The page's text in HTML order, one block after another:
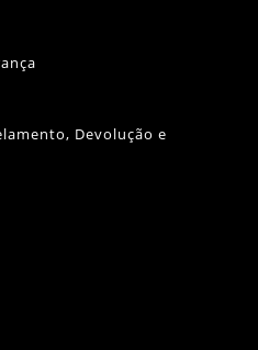
Abre
Devolução e